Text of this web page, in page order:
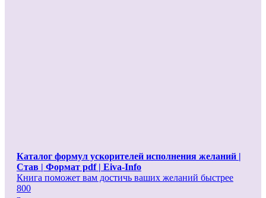
Каталог формул ускорителей исполнения желаний |
Cтав | Формат pdf | Eiva-Info
Книга поможет вам достичь ваших желаний быстрее
800